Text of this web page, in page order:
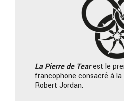
La Pierrede Tearest le
francophone consacré à
Robert Jordan.